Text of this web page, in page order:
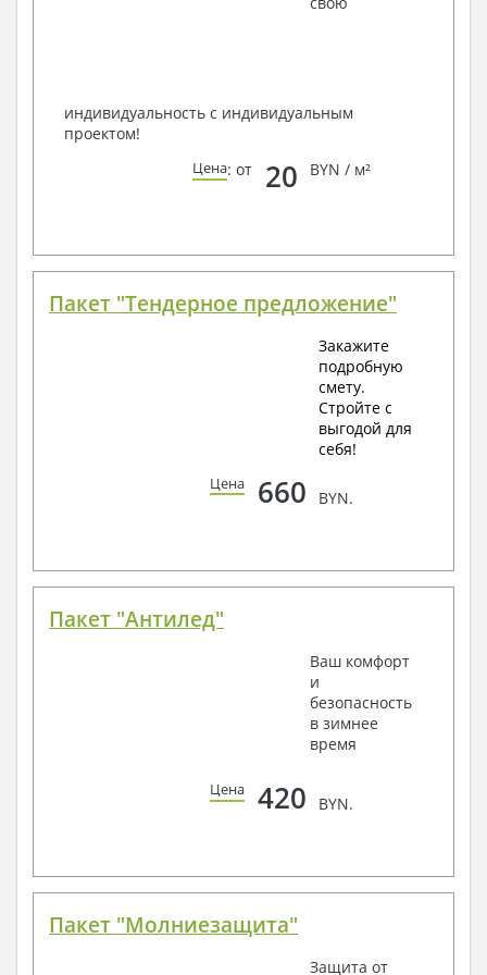
индивидуальность с индивидуальным
проектом!
Цена: от 20 BYN / м²
Пакет "Тендерное предложение"
Закажите
подробную
смету.
Стройте с
выгодой для
себя!
Цена 660 BYN.
Пакет "Антилед"
Ваш комфорт
и
безопасность
в зимнее
время
Цена 420 BYN.
Пакет "Молниезащита"
Защита от